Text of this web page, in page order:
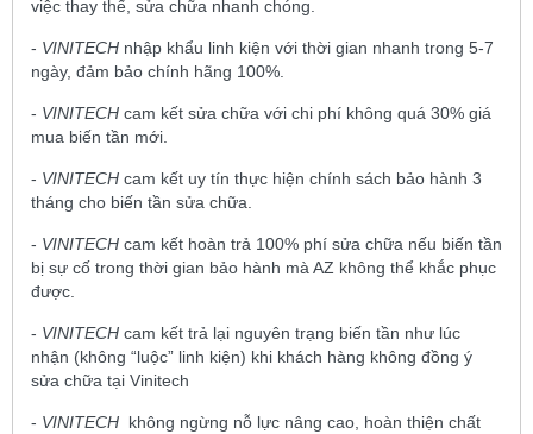
việc thay thế, sửa chữa nhanh chóng.
- VINITECH nhập khẩu linh kiện với thời gian nhanh trong 5-7
ngày, đảm bảo chính hãng 100%.
- VINITECH cam kết sửa chữa với chi phí không quá 30% giá
mua biến tần mới.
- VINITECH cam kết uy tín thực hiện chính sách bảo hành 3
tháng cho biến tần sửa chữa.
- VINITECH cam kết hoàn trả 100% phí sửa chữa nếu biến tần
bị sự cố trong thời gian bảo hành mà AZ không thể khắc phục
được.
- VINITECH cam kết trả lại nguyên trạng biến tần như lúc
nhận (không “luộc” linh kiện) khi khách hàng không đồng ý
sửa chữa tại Vinitech
- VINITECH không ngừng nỗ lực nâng cao, hoàn thiện chất